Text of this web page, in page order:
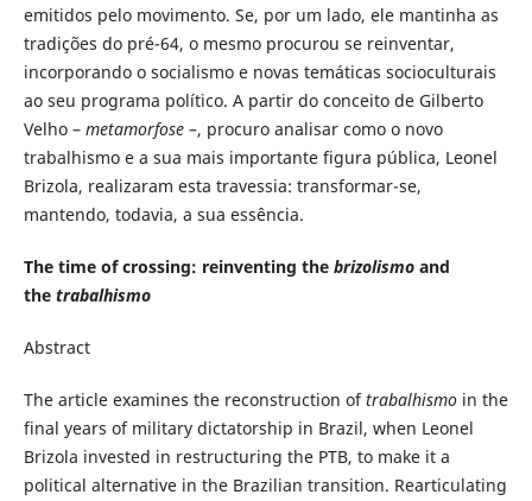
emitidos pelo movimento. Se, por um lado, ele mantinha as
tradições do pré-64, o mesmo procurou se reinventar,
incorporando o socialismo e novas temáticas socioculturais
ao seu programa político. A partir do conceito de Gilberto
Velho – metamorfose–, procuro analisar como o novo
trabalhismo e a sua mais importante figura pública, Leonel
Brizola, realizaram esta travessia: transformar-se,
mantendo, todavia, a sua essência.
The time of crossing: reinventing the brizolismoand
the trabalhismo
Abstract
The article examines the reconstruction oftrabalhismoin the
final years of military dictatorship in Brazil, when Leonel
Brizola invested in restructuring the PTB, to make it a
political alternative in the Brazilian transition. Rearticulating